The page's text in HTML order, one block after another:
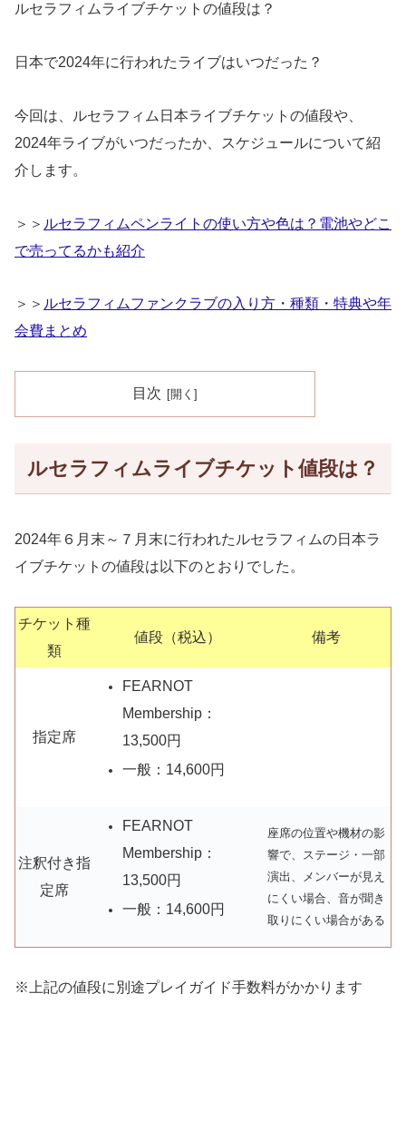
ルセラフィムライブチケットの値段は？
日本で2024年に行われたライブはいつだった？
今回は、ルセラフィム日本ライブチケットの値段や、
2024年ライブがいつだったか、スケジュールについて紹
介します。
＞＞ ルセラフィムペンライトの使い方や色は？電池やどこ
で売ってるかも紹介
＞＞ ルセラフィムファンクラブの入り方・種類・特典や年
会費まとめ
目次
ルセラフィムライブチケット値段は？
2024年６月末～７月末に行われたルセラフィムの日本ラ
イブチケットの値段は以下のとおりでした。
チケット種
類
値段（税込） 備考
指定席
FEARNOT
Membership：
13,500円
一般：14,600円
注釈付き指
定席
FEARNOT
Membership：
13,500円
一般：14,600円
座席の位置や機材の影
響で、ステージ・一部
演出、メンバーが見え
にくい場合、音が聞き
取りにくい場合がある
※上記の値段に別途プレイガイド手数料がかかります